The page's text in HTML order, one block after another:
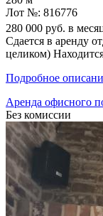
Лот №: 816776
280 000 руб. в
Сдается в аренду
целиком)
Подробное
Аренда офисного
Без комиссии